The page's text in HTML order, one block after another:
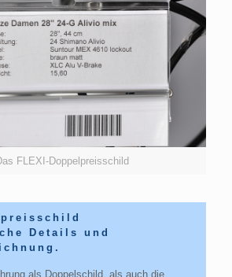
FLEXI-Doppelpreisschild
Details und
als Doppelschild, als auch die